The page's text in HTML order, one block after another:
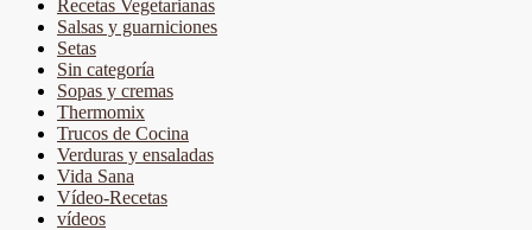
Recetas Vegetarianas
Salsas y guarniciones
Setas
Sin categoría
Sopas y cremas
Thermomix
Trucos de Cocina
Verduras y ensaladas
Vida Sana
Vídeo-Recetas
vídeos